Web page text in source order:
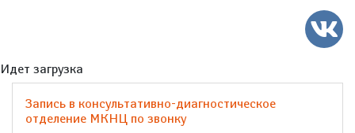
Идет загрузка
Запись в консультативно-диагностическое
отделение МКНЦ по звонку